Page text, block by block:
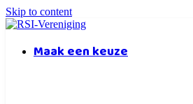
Skip to content
Maak een keuze